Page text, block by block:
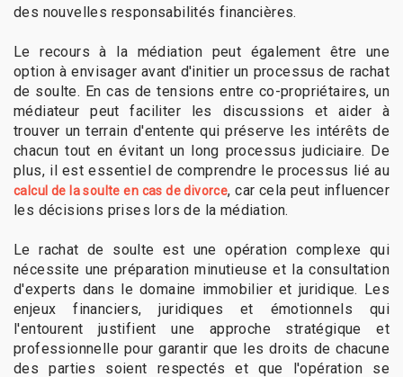
des nouvelles responsabilités financières.
Le recours à la médiation peut également être une
option à envisager avant d'initier un processus de rachat
de soulte. En cas de tensions entre co-propriétaires, un
médiateur peut faciliter les discussions et aider à
trouver un terrain d'entente qui préserve les intérêts de
chacun tout en évitant un long processus judiciaire. De
plus, il est essentiel de comprendre le processus lié au
calcul de la soulte en cas de divorce, car cela peut influencer
les décisions prises lors de la médiation.
Le rachat de soulte est une opération complexe qui
nécessite une préparation minutieuse et la consultation
d'experts dans le domaine immobilier et juridique. Les
enjeux financiers, juridiques et émotionnels qui
l'entourent justifient une approche stratégique et
professionnelle pour garantir que les droits de chacune
des parties soient respectés et que l'opération se